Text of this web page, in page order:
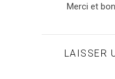
Merci et
LAISSER